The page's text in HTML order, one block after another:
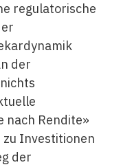
regulatorische
der
nach Rendite»
Investitionen
der